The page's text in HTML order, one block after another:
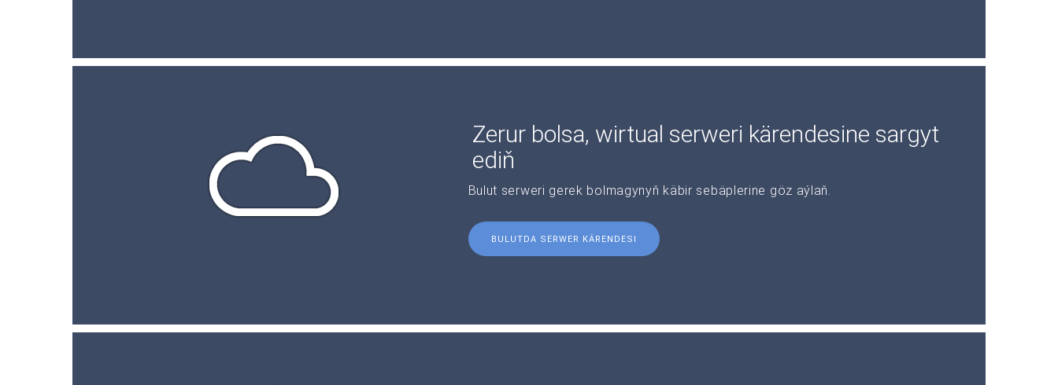
Zerur bolsa, wirtual serweri kärendesine sargyt
ediň
Bulut serweri gerek bolmagynyň käbir sebäplerine göz aýlaň.
BULUTDA SERWER KÄRENDESI